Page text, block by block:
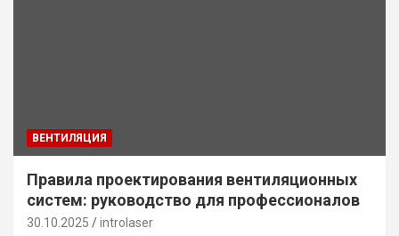
ВЕНТИЛЯЦИЯ
Правила проектирования вентиляционных
систем: руководство для профессионалов
30.10.2025 introlaser